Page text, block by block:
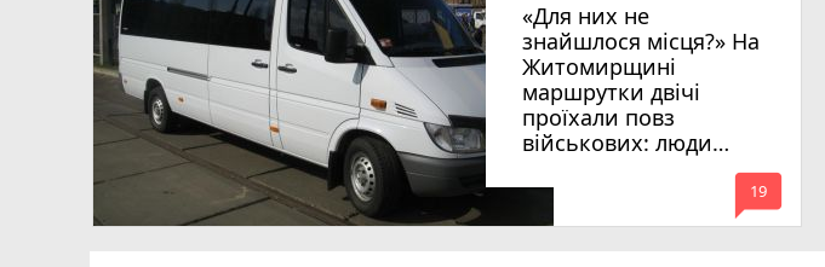
«Для них не
знайшлося місця?» На
Житомирщині
маршрутки двічі
проїхали повз
військових: люди
вимагають покарати
винних
mode_comment
19